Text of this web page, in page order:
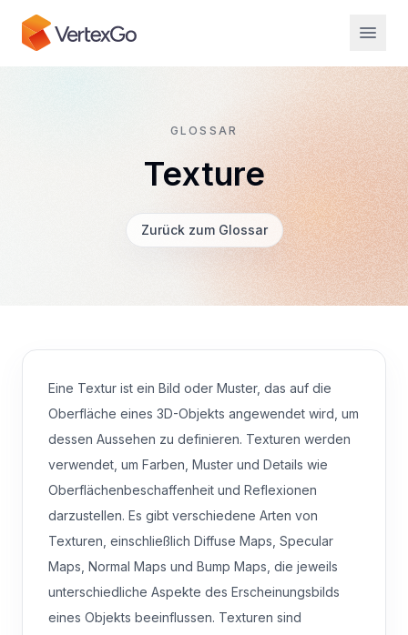
GLOSSAR
Texture
Zurück zum Glossar
Eine Textur ist ein Bild oder Muster, das auf die
Oberfläche eines 3D-Objekts angewendet wird, um
dessen Aussehen zu definieren. Texturen werden
verwendet, um Farben, Muster und Details wie
Oberflächenbeschaffenheit und Reflexionen
darzustellen. Es gibt verschiedene Arten von
Texturen, einschließlich Diffuse Maps, Specular
Maps, Normal Maps und Bump Maps, die jeweils
unterschiedliche Aspekte des Erscheinungsbilds
eines Objekts beeinflussen. Texturen sind